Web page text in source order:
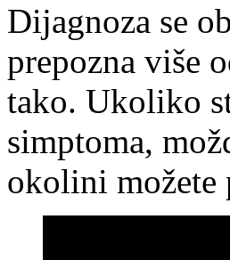
Dijagnoza se
prepozna više
tako. Ukoliko
simptoma,
okolini